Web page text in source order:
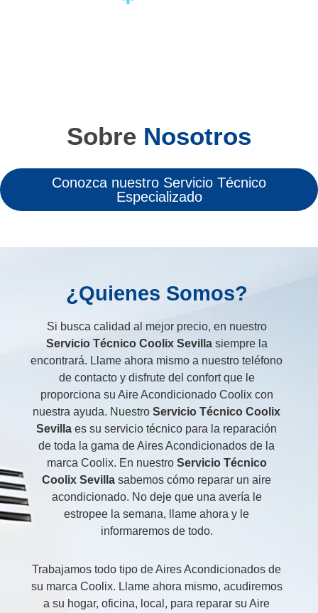
Sobre Nosotros
Conozca nuestro Servicio Técnico
Especializado
¿Quienes Somos?
Si busca calidad al mejor precio, en nuestro
Servicio Técnico Coolix Sevillasiempre la
encontrará. Llame ahora mismo a nuestro teléfono
de contacto y disfrute del confort que le
proporciona su Aire Acondicionado Coolix con
nuestra ayuda. Nuestro Servicio Técnico Coolix
Sevilla es su servicio técnico para la reparación
de toda la gama de Aires Acondicionados de la
marca Coolix. En nuestro Servicio Técnico
Coolix Sevilla sabemos cómo reparar un aire
acondicionado. No deje que una avería le
estropee la semana, llame ahora y le
informaremos de todo.
Trabajamos todo tipo de Aires Acondicionados de
su marca Coolix. Llame ahora mismo, acudiremos
a su hogar, oficina, local, para reparar su Aire